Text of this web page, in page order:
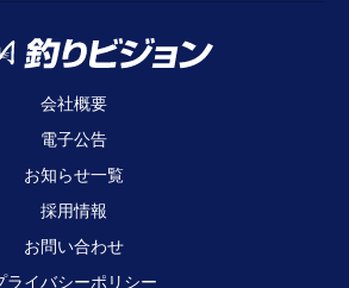
会社概要
電子公告
お知らせ一覧
採用情報
お問い合わせ
ライバシーポリシー